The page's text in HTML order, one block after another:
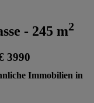
- 245 m2
3990
Immobilien in